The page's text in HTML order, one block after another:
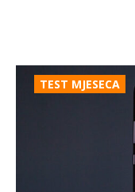
TEST MJESECA